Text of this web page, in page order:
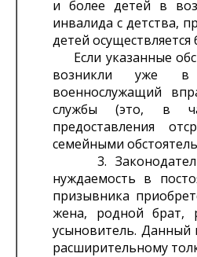
и более детей в
инвалида с детства,
детей
Если указанные
возникли уже в
военнослужащий
службы (это, в
предоставления
семейными
3. Законодатель
нуждаемость в
призывника
жена, родной брат,
усыновитель. Данный
расширительному